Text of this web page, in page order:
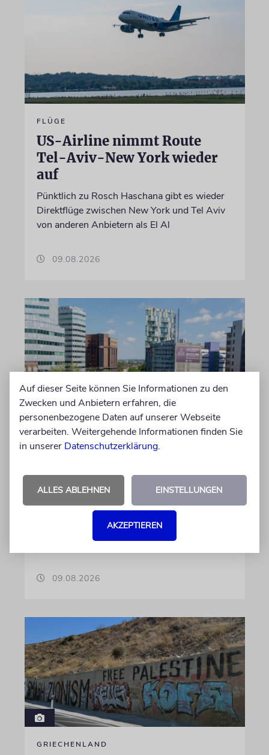
FLÜGE
US-Airline nimmt Route
Tel-Aviv-New York wieder
auf
Pünktlich zu Rosch Haschana gibt es wieder
Direktflüge zwischen New York und Tel Aviv
von anderen Anbietern als El Al
09.08.2026
GROSSBRITANNIEN
Verdacht: Britische
Hamas unterstützt haben
Die Anti-Terror-Polizei Londons untersucht,
ob eine muslimische Hilfsorganisation von der
Terrorfinanzierung mit ihren Spenden wusste
09.08.2026
GRIECHENLAND
Auf dieser Seite können Sie Informationen zu den
Zwecken und Anbietern erfahren, die
personenbezogene Daten auf unserer Webseite
verarbeiten. Weitergehende Informationen finden Sie
in unserer Datenschutzerklärung.
ALLES ABLEHNEN EINSTELLUNGEN
AKZEPTIEREN